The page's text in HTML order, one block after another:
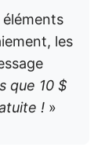
les
que 10 $
! »